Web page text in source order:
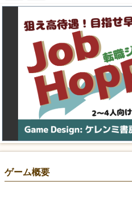
ゲーム概要